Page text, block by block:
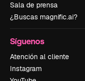
Sala de prensa
¿Buscas magnific.ai?
Síguenos
Atención al cliente
Instagram